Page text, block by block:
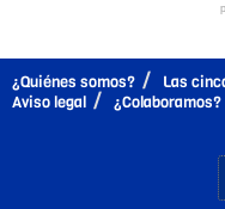
¿Quiénes somos? Las
Aviso legal
¿Colaboramos?